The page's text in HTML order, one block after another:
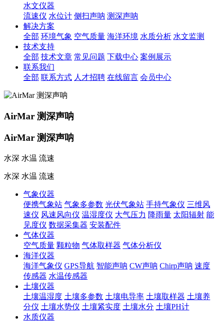
水文仪器
流速仪 水位计 侧扫声呐 测深声呐
解决方案
全部 环境气象 空气质量 海洋环境 水质分析 水文监测
技术支持
全部 技术文章 常见问题 下载中心 案例展示
联系我们
全部 联系方式 人才招聘 在线留言 会员中心
AirMar 测深声呐
AirMar 测深声呐
水深 水温 流速
水深 水温 流速
气象仪器
便携气象站 气象多参数 光伏气象站 手持气象仪 三维风
速仪 风速风向仪 温湿度仪 大气压力 降雨量 太阳辐射 能
见度仪 数据采集器 安装配件
气体仪器
空气质量 颗粒物 气体取样器 气体分析仪
海洋仪器
海洋气象仪 GPS导航 智能声呐 CW声呐 Chirp声呐 速度
传感器 水温传感器
土壤仪器
土壤温湿度 土壤多参数 土壤电导率 土壤取样器 土壤养
分仪 土壤水势仪 土壤紧实度 土壤水分 土壤PH计
水质仪器